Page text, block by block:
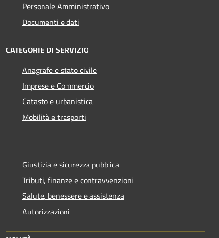
Personale Amministrativo
Documenti e dati
CATEGORIE DI SERVIZIO
Anagrafe e stato civile
Imprese e Commercio
Catasto e urbanistica
Mobilità e trasporti
Giustizia e sicurezza pubblica
Tributi, finanze e contravvenzioni
Salute, benessere e assistenza
Autorizzazioni